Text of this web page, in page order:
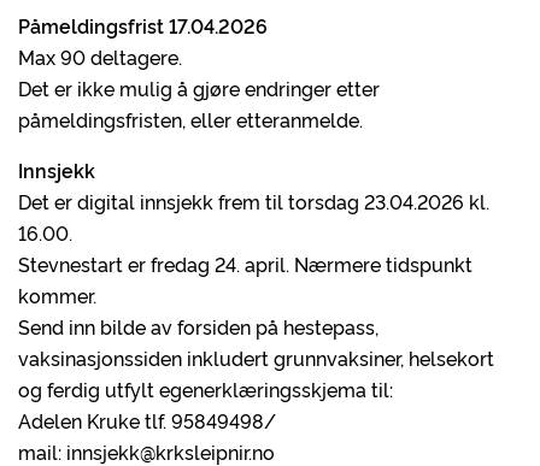
Påmeldingsfrist 17.04.2026
Max 90 deltagere.
Det er ikke mulig å gjøre endringer etter
påmeldingsfristen, eller etteranmelde.
Innsjekk
Det er digital innsjekk frem til torsdag 23.04.2026 kl.
16.00.
Stevnestart er fredag 24. april. Nærmere tidspunkt
kommer.
Send inn bilde av forsiden på hestepass,
vaksinasjonssiden inkludert grunnvaksiner, helsekort
og ferdig utfylt egenerklæringsskjema til:
Adelen Kruke tlf. 95849498/
mail: innsjekk@krksleipnir.no